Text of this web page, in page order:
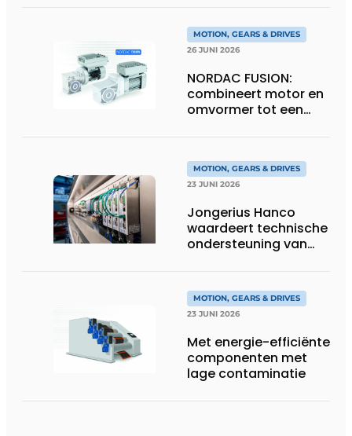
MOTION, GEARS & DRIVES
26 JUNI 2026
NORDAC FUSION:
combineert motor en
omvormer tot een
eenheid
MOTION, GEARS & DRIVES
23 JUNI 2026
Jongerius Hanco
waardeert technische
ondersteuning van
MOTION, GEARS & DRIVES
23 JUNI 2026
Met energie-efficiënte
componenten met
lage contaminatie